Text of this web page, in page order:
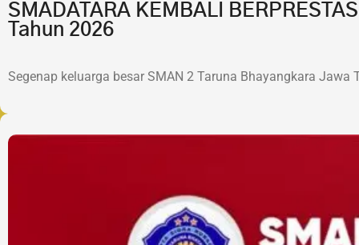
SMADATARA KEMBALI
Tahun 2026
Segenap keluarga besar SMAN 2 Taruna Bhayangkara Jawa